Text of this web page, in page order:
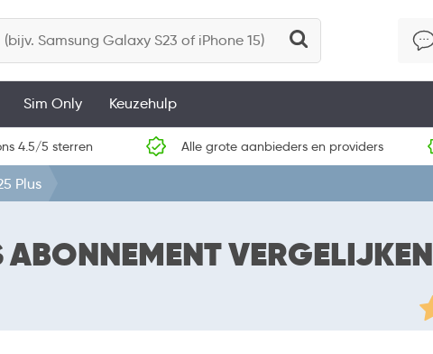
Sim Only Keuzehulp
4.5/5 sterren Alle grote aanbieders en providers
Plus
VERGELIJKEN